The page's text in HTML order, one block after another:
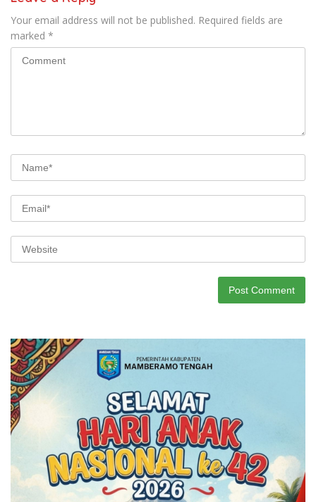
Your email address will not be published. Required fields are
marked *